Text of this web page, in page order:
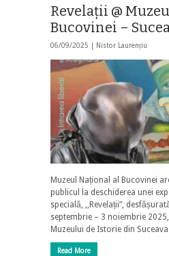
Revelații @
Bucovinei –
06/09/2025 | Nistor Laurențiu
Muzeul Național al Bucovinei
publicul la deschiderea unei
specială, ,,Revelații”,
septembrie – 3 noiembrie
Muzeului de Istorie din
Read More